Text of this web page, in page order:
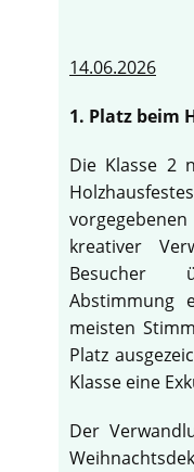
14.06.2026
1. Platz beim
Die Klasse 2
kreativer
Besucher
Abstimmung
meisten
Platz
Klasse eine
Der